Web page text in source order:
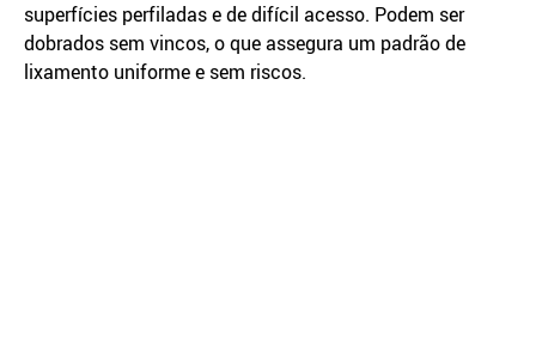
superfícies perfiladas e de difícil acesso. Podem ser
dobrados sem vincos, o que assegura um padrão de
lixamento uniforme e sem riscos.